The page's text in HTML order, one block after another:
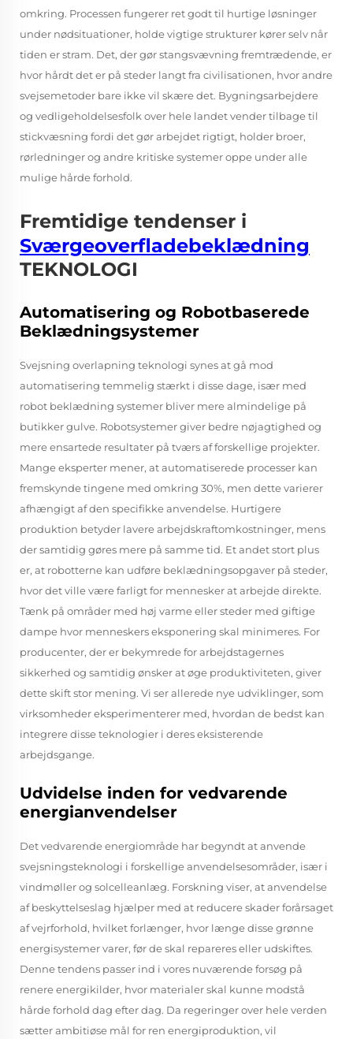
omkring. Processen fungerer ret godt til hurtige løsninger
under nødsituationer, holde vigtige strukturer kører selv når
tiden er stram. Det, der gør stangsvævning fremtrædende, er
hvor hårdt det er på steder langt fra civilisationen, hvor andre
svejsemetoder bare ikke vil skære det. Bygningsarbejdere
og vedligeholdelsesfolk over hele landet vender tilbage til
stickvæsning fordi det gør arbejdet rigtigt, holder broer,
rørledninger og andre kritiske systemer oppe under alle
mulige hårde forhold.
Fremtidige tendenser i
Sværgeoverfladebeklædning
TEKNOLOGI
Automatisering og Robotbaserede
Beklædningsystemer
Svejsning overlapning teknologi synes at gå mod
automatisering temmelig stærkt i disse dage, især med
robot beklædning systemer bliver mere almindelige på
butikker gulve. Robotsystemer giver bedre nøjagtighed og
mere ensartede resultater på tværs af forskellige projekter.
Mange eksperter mener, at automatiserede processer kan
fremskynde tingene med omkring 30%, men dette varierer
afhængigt af den specifikke anvendelse. Hurtigere
produktion betyder lavere arbejdskraftomkostninger, mens
der samtidig gøres mere på samme tid. Et andet stort plus
er, at robotterne kan udføre beklædningsopgaver på steder,
hvor det ville være farligt for mennesker at arbejde direkte.
Tænk på områder med høj varme eller steder med giftige
dampe hvor menneskers eksponering skal minimeres. For
producenter, der er bekymrede for arbejdstagernes
sikkerhed og samtidig ønsker at øge produktiviteten, giver
dette skift stor mening. Vi ser allerede nye udviklinger, som
virksomheder eksperimenterer med, hvordan de bedst kan
integrere disse teknologier i deres eksisterende
arbejdsgange.
Udvidelse inden for vedvarende
energianvendelser
Det vedvarende energiområde har begyndt at anvende
svejsningsteknologi i forskellige anvendelsesområder, især i
vindmøller og solcelleanlæg. Forskning viser, at anvendelse
af beskyttelseslag hjælper med at reducere skader forårsaget
af vejrforhold, hvilket forlænger, hvor længe disse grønne
energisystemer varer, før de skal repareres eller udskiftes.
Denne tendens passer ind i vores nuværende forsøg på
renere energikilder, hvor materialer skal kunne modstå
hårde forhold dag efter dag. Da regeringer over hele verden
sætter ambitiøse mål for ren energiproduktion, vil